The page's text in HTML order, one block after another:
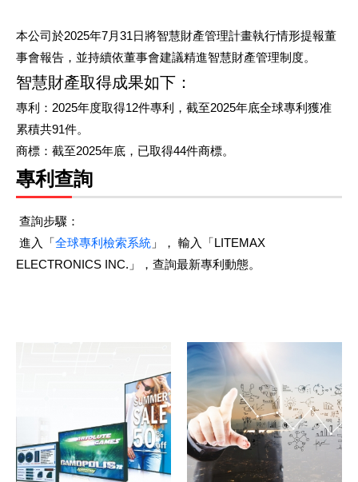
本公司於2025年7月31日將智慧財產管理計畫執行情形提報董
事會報告，並持續依董事會建議精進智慧財產管理制度。
智慧財產取得成果如下：
專利：2025年度取得12件專利，截至2025年底全球專利獲准
累積共91件。
商標：截至2025年底，已取得44件商標。
專利查詢
查詢步驟：
進入「全球專利檢索系統 」， 輸入「LITEMAX
ELECTRONICS INC.」，查詢最新專利動態。